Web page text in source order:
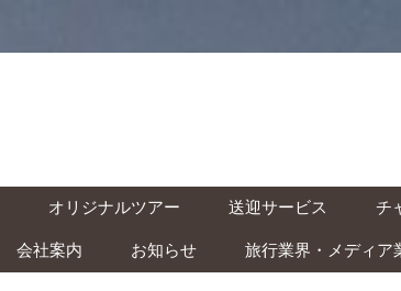
ン
ツ
へ
オリジナルツアー 送迎サービス
空港送迎
チ
会社案内 お知らせ 旅行業界・メディア